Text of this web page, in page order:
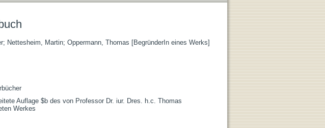
; Nettesheim, Martin; Oppermann, Thomas [BegründerIn eines Werks]
Auflage $b des von Professor Dr. iur. Dres. h.c. Thomas
Werkes